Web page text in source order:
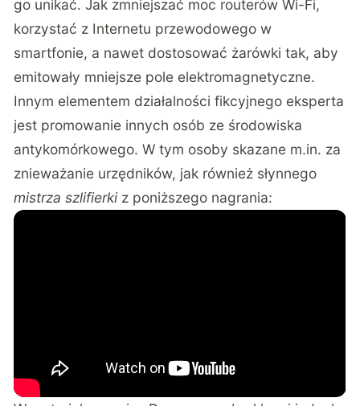
go unikać. Jak zmniejszać moc routerów Wi-Fi,
korzystać z Internetu przewodowego w
smartfonie, a nawet dostosować żarówki tak, aby
emitowały mniejsze pole elektromagnetyczne.
Innym elementem działalności fikcyjnego eksperta
jest promowanie innych osób ze środowiska
antykomórkowego. W tym osoby skazane m.in. za
znieważanie urzędników, jak również słynnego
mistrza szlifierki z poniższego nagrania: